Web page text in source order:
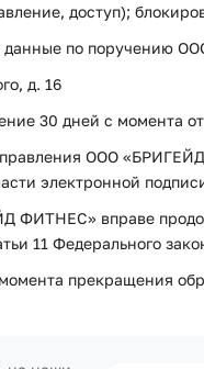
доступ);
данные по поручению
д. 16
30 дней с момента
ООО
электронной
ФИТНЕС» вправе
11 Федерального
прекращения